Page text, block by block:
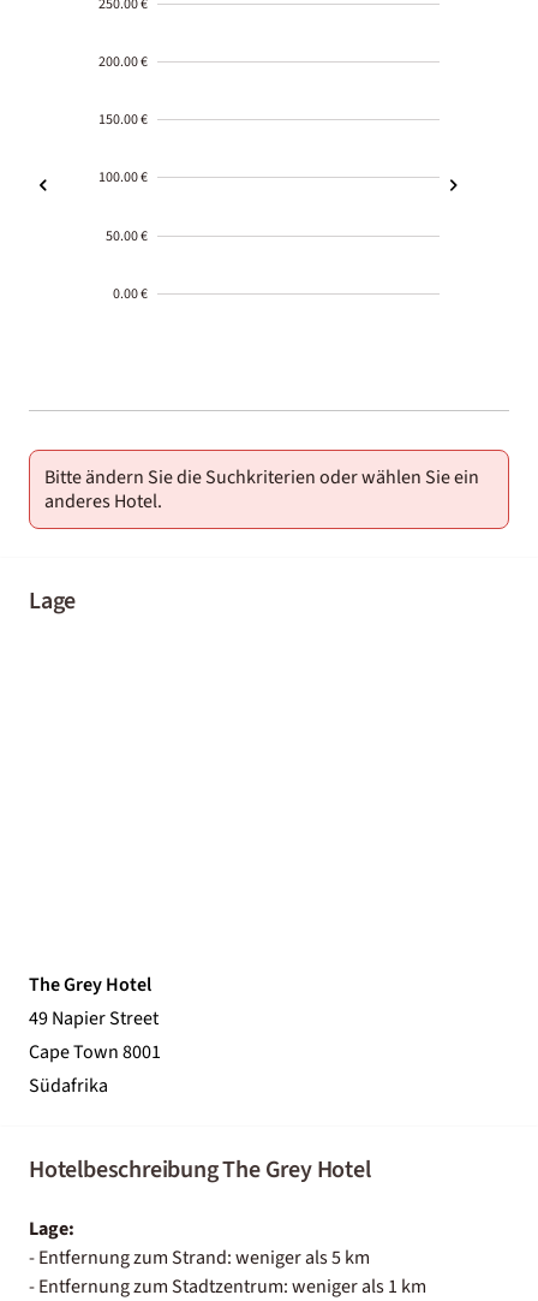
200.00 €
150.00 €
100.00 €
50.00 €
0.00 €
01-02
Bitte ändern Sie die Suchkriterien oder wählen Sie ein
anderes Hotel.
Lage
The Grey Hotel
49 Napier Street
Cape Town 8001
Südafrika
Hotelbeschreibung The Grey Hotel
Lage:
- Entfernung zum Strand: weniger als 5 km
- Entfernung zum Stadtzentrum: weniger als 1 km